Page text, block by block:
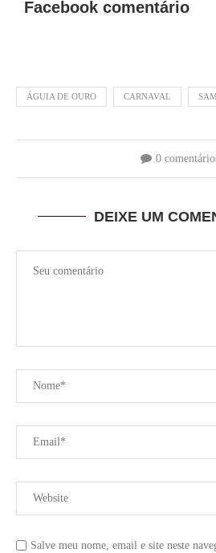
Facebook comentário
ÁGUIA DE OURO CARNAVAL
0
DEIXE UM
Salve meu nome, email e site neste